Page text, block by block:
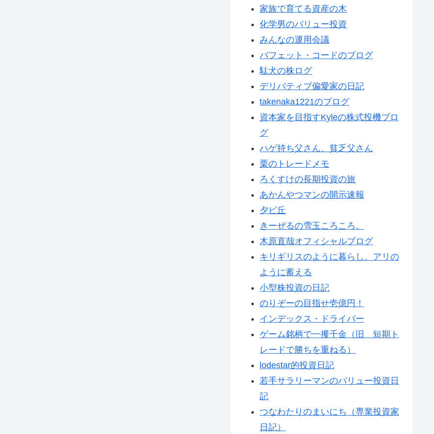
家族で育てる資産の木
化学男のバリュー投資
みんなの運用会議
バフェット・コードのブログ
駄犬の株ログ
デリバティブ偏愛家の日記
takenaka1221のブログ
資本家を目指すKyleの株式投機ブロ
グ
ハゲ持ち父さん、貧乏父さん
栗のトレードメモ
ろくすけの長期投資の旅
あかんやつマンの開示速報
夕ピ丘
きーぜるの雪玉ころころ。
木原直哉オフィシャルブログ
キリギリスのように暮らし、アリの
ように蓄える
小型株投資の日記
のりぞーの目指せ壱億円！
インデックス・ドライバー
ゲーム銘柄で一攫千金（旧 短期ト
レードで勝ちを重ねる）
lodestar的投資日記
若手サラリーマンのバリュー投資日
記
つなわたりのまいにち（専業投資家
日記）